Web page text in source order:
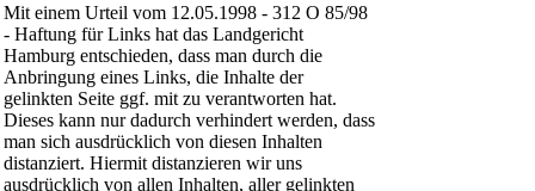
Mit einem Urteil vom 12.05.1998 - 312 O 85/98
- Haftung für Links hat das Landgericht
Hamburg entschieden, dass man durch die
Anbringung eines Links, die Inhalte der
gelinkten Seite ggf. mit zu verantworten hat.
Dieses kann nur dadurch verhindert werden, dass
man sich ausdrücklich von diesen Inhalten
distanziert. Hiermit distanzieren wir uns
ausdrücklich von allen Inhalten, aller gelinkten